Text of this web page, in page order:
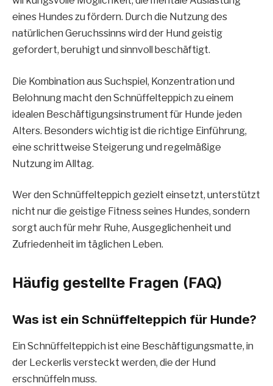
eines Hundes zu fördern. Durch die Nutzung des
natürlichen Geruchssinns wird der Hund geistig
gefordert, beruhigt und sinnvoll beschäftigt.
Die Kombination aus Suchspiel, Konzentration und
Belohnung macht den Schnüffelteppich zu einem
idealen Beschäftigungsinstrument für Hunde jeden
Alters. Besonders wichtig ist die richtige Einführung,
eine schrittweise Steigerung und regelmäßige
Nutzung im Alltag.
Wer den Schnüffelteppich gezielt einsetzt, unterstützt
nicht nur die geistige Fitness seines Hundes, sondern
sorgt auch für mehr Ruhe, Ausgeglichenheit und
Zufriedenheit im täglichen Leben.
Häufig gestellte Fragen (FAQ)
Was ist ein Schnüffelteppich für Hunde?
Ein Schnüffelteppich ist eine Beschäftigungsmatte, in
der Leckerlis versteckt werden, die der Hund
erschnüffeln muss.